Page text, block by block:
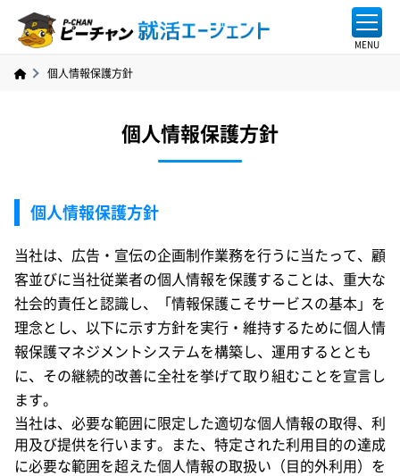
個人情報保護方針
個人情報保護方針
個人情報保護方針
当社は、広告・宣伝の企画制作業務を行うに当たって、顧
客並びに当社従業者の個人情報を保護することは、重大な
社会的責任と認識し、「情報保護こそサービスの基本」を
理念とし、以下に示す方針を実行・維持するために個人情
報保護マネジメントシステムを構築し、運用するととも
に、その継続的改善に全社を挙げて取り組むことを宣言し
ます。
当社は、必要な範囲に限定した適切な個人情報の取得、利
用及び提供を行います。また、特定された利用目的の達成
に必要な範囲を超えた個人情報の取扱い（目的外利用）を